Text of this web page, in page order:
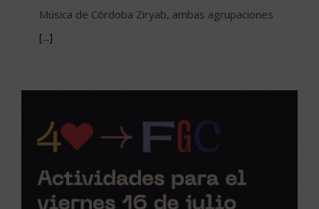
Música de Córdoba Ziryab, ambas agrupaciones
[...]